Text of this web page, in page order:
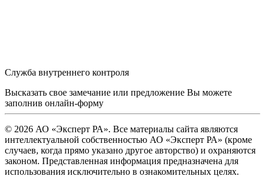
Служба внутреннего контроля
Высказать свое замечание или предложение Вы можете
заполнив онлайн-форму
© 2026 АО «Эксперт РА». Все материалы сайта являются
интеллектуальной собственностью АО «Эксперт РА» (кроме
случаев, когда прямо указано другое авторство) и охраняются
законом. Представленная информация предназначена для
использования исключительно в ознакомительных целях.